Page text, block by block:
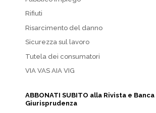
Rifiuti
Risarcimento del danno
Sicurezza sul lavoro
Tutela dei consumatori
VIA VAS AIA VIG
ABBONATI SUBITO alla Rivista e
Giurisprudenza